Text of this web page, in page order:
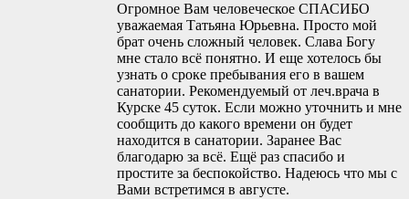
Огромное Вам человеческое СПАСИБО
уважаемая Татьяна Юрьевна. Просто мой
брат очень сложный человек. Слава Богу
мне стало всё понятно. И еще хотелось бы
узнать о сроке пребывания его в вашем
санатории. Рекомендуемый от леч.врача в
Курске 45 суток. Если можно уточнить и мне
сообщить до какого времени он будет
находится в санатории. Заранее Вас
благодарю за всё. Ещё раз спасибо и
простите за беспокойство. Надеюсь что мы с
Вами встретимся в августе.